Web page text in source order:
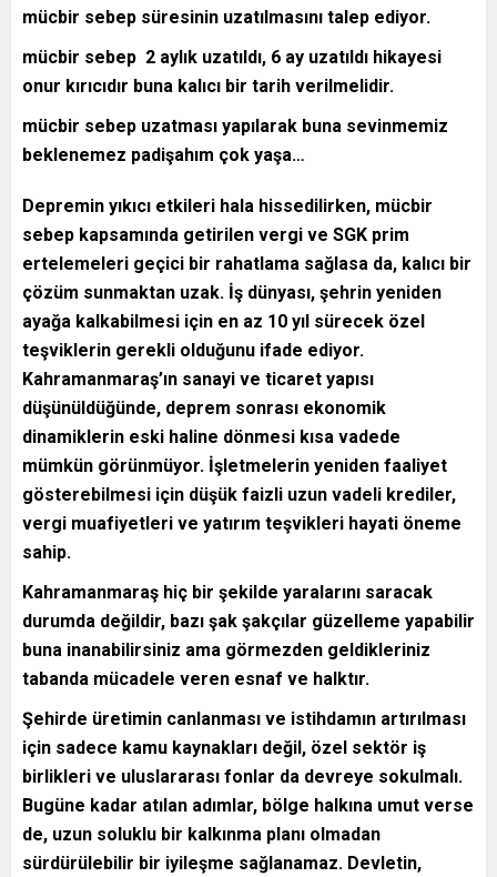
mücbir sebep süresinin uzatılmasını talep ediyor.
mücbir sebep 2 aylık uzatıldı, 6 ay uzatıldı hikayesi
onur kırıcıdır buna kalıcı bir tarih verilmelidir.
mücbir sebep uzatması yapılarak buna sevinmemiz
beklenemez padişahım çok yaşa…
Depremin yıkıcı etkileri hala hissedilirken, mücbir
sebep kapsamında getirilen vergi ve SGK prim
ertelemeleri geçici bir rahatlama sağlasa da, kalıcı bir
çözüm sunmaktan uzak. İş dünyası, şehrin yeniden
ayağa kalkabilmesi için en az 10 yıl sürecek özel
teşviklerin gerekli olduğunu ifade ediyor.
Kahramanmaraş’ın sanayi ve ticaret yapısı
düşünüldüğünde, deprem sonrası ekonomik
dinamiklerin eski haline dönmesi kısa vadede
mümkün görünmüyor. İşletmelerin yeniden faaliyet
gösterebilmesi için düşük faizli uzun vadeli krediler,
vergi muafiyetleri ve yatırım teşvikleri hayati öneme
sahip.
Kahramanmaraş hiç bir şekilde yaralarını saracak
durumda değildir, bazı şak şakçılar güzelleme yapabilir
buna inanabilirsiniz ama görmezden geldikleriniz
tabanda mücadele veren esnaf ve halktır.
Şehirde üretimin canlanması ve istihdamın artırılması
için sadece kamu kaynakları değil, özel sektör iş
birlikleri ve uluslararası fonlar da devreye sokulmalı.
Bugüne kadar atılan adımlar, bölge halkına umut verse
de, uzun soluklu bir kalkınma planı olmadan
sürdürülebilir bir iyileşme sağlanamaz. Devletin,